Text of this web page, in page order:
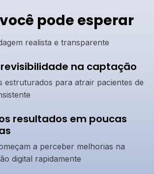
pode esperar
realista e transparente
na captação
estruturados para atrair pacientes de
resultados em poucas
a perceber melhorias na
digital rapidamente